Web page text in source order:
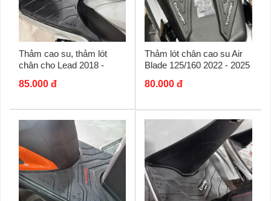
Thảm cao su, thảm lót
chân cho Lead 2018 -
85.000 đ
Thảm lót chân cao su Air
Blade 125/160 2022 - 2025
80.000 đ